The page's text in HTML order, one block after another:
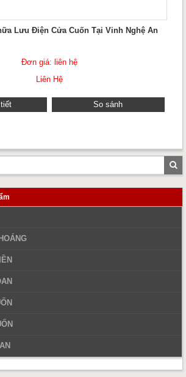
Lưu Điện Cửa Cuốn Tại Vinh Nghệ An
Đơn giá: liên hệ
Liên Hệ
So sánh